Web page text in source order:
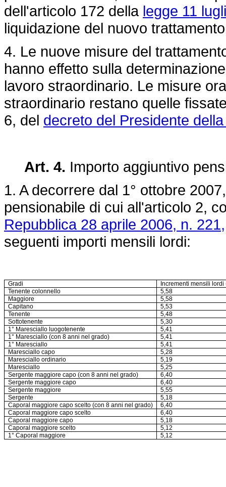
dell'articolo 172 della legge 11
liquidazione del nuovo
4. Le nuove misure del
hanno effetto sulla
lavoro straordinario. Le misure
straordinario restano quelle
6, del decreto del Presidente
Art. 4. Importo aggiuntivo
1. A decorrere dal 1° ottobre
pensionabile di cui all'articolo 2,
Repubblica 28 aprile 2006, n. 221,
seguenti importi mensili lordi:
Gradi
Incrementi mensili lordi
Tenente colonnello
5,58
Maggiore
5,58
Capitano
5,53
Tenente
5,48
Sottotenente
5,30
1° Maresciallo luogotenente
5,41
1° Maresciallo (con 8 anni nel grado)
5,41
1° Maresciallo
5,41
Maresciallo capo
5,28
Maresciallo ordinario
5,19
Maresciallo
5,25
Sergente maggiore capo (con 8 anni nel grado)
6,40
Sergente maggiore capo
6,40
Sergente maggiore
5,55
Sergente
5,18
Caporal maggiore capo scelto (con 8 anni nel grado)
6,40
Caporal maggiore capo scelto
6,40
Caporal maggiore capo
5,18
Caporal maggiore scelto
5,12
1° Caporal maggiore
5,12